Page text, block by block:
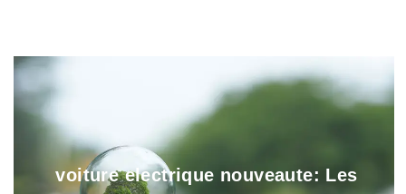
voiture electrique nouveaute: Les